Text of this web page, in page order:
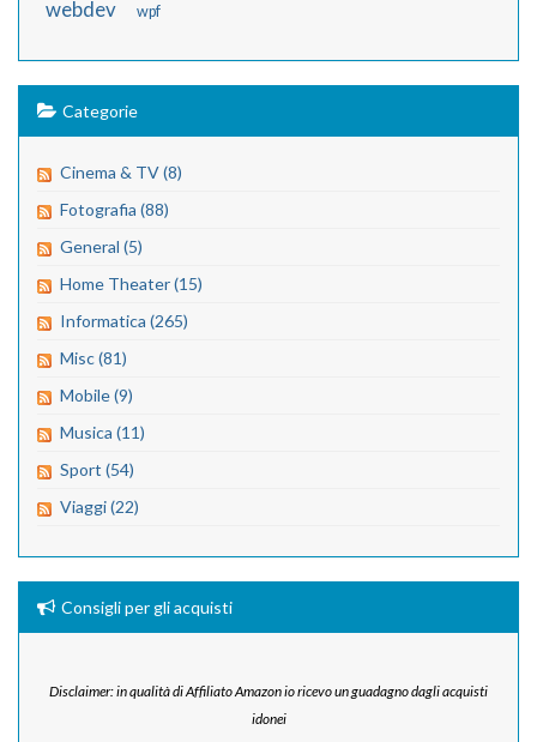
webdev wpf
Categorie
Cinema & TV (8)
Fotografia (88)
General (5)
Home Theater (15)
Informatica (265)
Misc (81)
Mobile (9)
Musica (11)
Sport (54)
Viaggi (22)
Consigli per gli acquisti
Disclaimer: in qualità di Affiliato Amazon io ricevo un guadagno dagli acquisti
idonei